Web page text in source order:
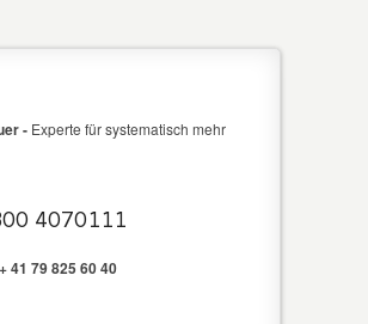
- Experte für systematisch mehr
4070111
41 79 825 60 40